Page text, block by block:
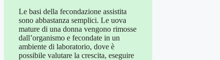
Le basi della fecondazione assistita
sono abbastanza semplici. Le uova
mature di una donna vengono rimosse
dall’organismo e fecondate in un
ambiente di laboratorio, dove è
possibile valutare la crescita, eseguire